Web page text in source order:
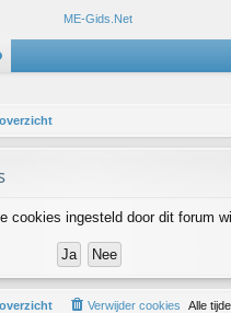
cookies ingesteld door dit forum
Alle
Verwijder cookies